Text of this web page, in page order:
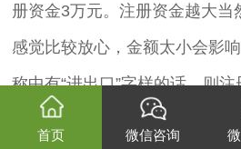
册资金3万元。注册资金越大当
感觉比较放心，金额太小会影
称中有“进出口”字样的话，则
元。
首页 微信咨询